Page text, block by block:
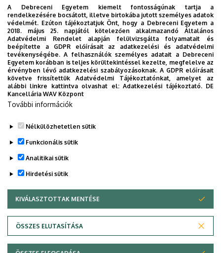
amennyiben van rá lehetősége, engedélyezze a
kétfaktoros azonosítást (amikor a belépéshez egy, a
telefonra elküldött kód is szükséges a jelszó
mellett), amely jelentősen megnöveli a biztonságot.
kerülendő a nyílt, vagy ingyenes WiFi használata,
amennyiben mégis erre van szükség javasolt
valamilyen VPN szolgáltatás igénybe vétele, hogy a
kommunikáció védett csatornán történjen.
rendszeresen változtassa jelszavait.
Legutóbbi frissítés: 2024. 07. 12. 12:59
Adatvédelem
A Debreceni Egyetem kiemelt fontosságúnak tartja a
rendelkezésére bocsátott, illetve birtokába jutott személyes adatok
védelmét. Ezúton tájékoztatjuk Önt, hogy a Debreceni Egyetem a
2018. május 25. napjától kötelezően alkalmazandó Általános
Adatvédelmi Rendelet alapján felülvizsgálta folyamatait és
beépítette a GDPR előírásait az adatkezelési és adatvédelmi
tevékenységébe. A felhasználók személyes adatait a Debreceni
Egyetem korábban is teljes körültekintéssel kezelte, megfelelve az
érvényben lévő adatkezelési szabályozásoknak. A GDPR előírásait
követve frissítettük Adatvédelmi Tájékoztatónkat, amelyet az
alábbi linkre kattintva olvashat el:Adatkezelési tájékoztató. DE
Kancellária WAV Központ
További információk
Nélkülözhetetlen sütik
Funkcionális sütik
Analitikai sütik
Hirdetési sütik
KIVÁLASZTOTTAK MENTÉSE
ÖSSZES ELUTASÍTÁSA
WITHDRAW CONSENT